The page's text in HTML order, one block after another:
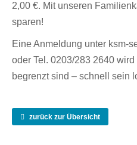
2,00 €. Mit unseren
sparen!
Eine Anmeldung unter ksm-
oder Tel. 0203/283 2640
begrenzt sind – schnell sein
zurück zur Übersicht